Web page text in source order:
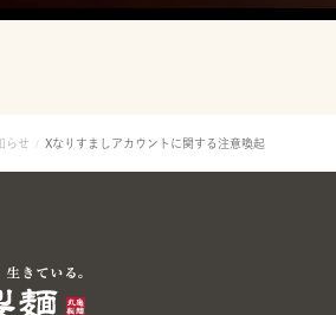
らせ Xなりすましアカウントに関する注意喚起